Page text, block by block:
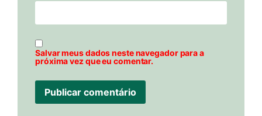
Salvar meus dados neste navegador para a
próxima vez que eu comentar.